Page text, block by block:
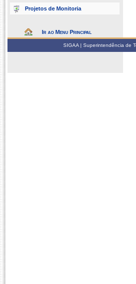
Projetos de Monitoria
Ir ao Menu Principal
SIGAA | Superintendência de